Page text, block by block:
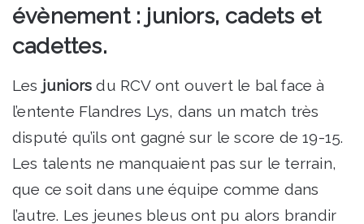
évènement : juniors, cadets et
cadettes.
Les juniorsdu RCV ont ouvert le bal face à
l’entente Flandres Lys, dans un match très
disputé qu’ils ont gagné sur le score de 19-15.
Les talents ne manquaient pas sur le terrain,
que ce soit dans une équipe comme dans
l’autre. Les jeunes bleus ont pu alors brandir